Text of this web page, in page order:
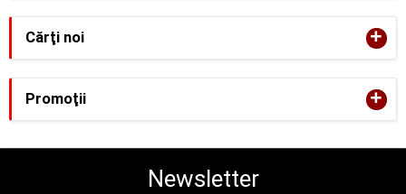
Cărţi noi +
Promoţii +
Newsletter